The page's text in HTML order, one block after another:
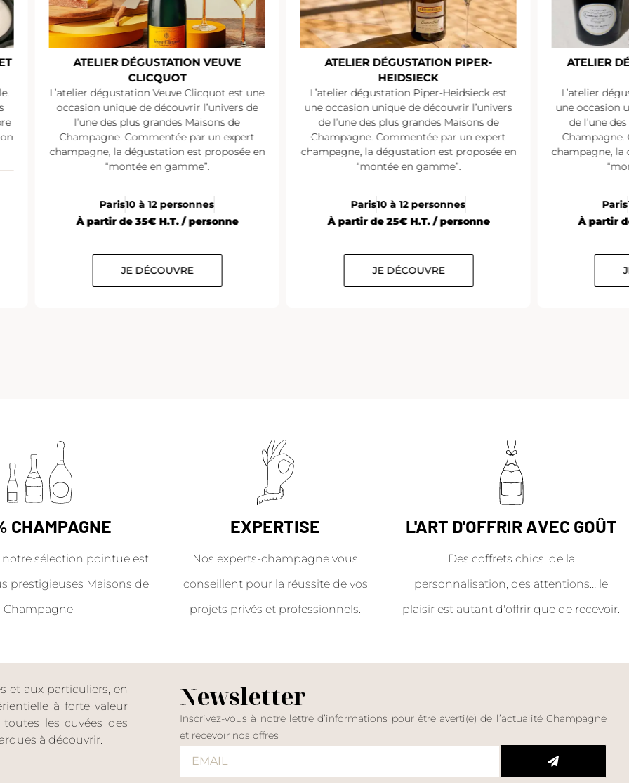
en
ATELIER DÉGUSTATION PIPER-
HEIDSIECK
L’atelier dégustation Piper-Heidsieck est
une occasion unique de découvrir l’univers
de l’une des plus grandes Maisons de
Champagne. Commentée par un expert
champagne, la dégustation est proposée en
“montée en gamme”.
Paris10 à 12 personnes
À partir de 25€ H.T. / personne
JE DÉCOUVRE
ATELIER DÉGUSTATION LAURENT-
PERRIER
L’atelier dégustation Laurent-Perrier est
une occasion unique de découvrir l’univers
de l’une des plus grandes Maisons de
Champagne. Commentée par un expert
champagne, la dégustation est proposée en
“montée en gamme”.
Paris10 à 12 personnes
À partir de 38€ H.T. / personne
JE DÉCOUVRE
ATELIER
L’atelier
est une
l’univers de
de
champagne,
À partir
CHAMPAGNE
notre sélection pointue est
prestigieuses Maisons de
Champagne.
EXPERTISE
Nos experts-champagne vous
conseillent pour la réussite de vos
projets privés et professionnels.
L'ART D'OFFRIR AVEC GOÛT
Des coffrets chics, de la
personnalisation, des attentions… le
plaisir est autant d'offrir que de recevoir.
et aux particuliers, en
à forte valeur
les cuvées des
à découvrir.
Newsletter
Inscrivez-vous à notre lettre d’informations pour être averti(e) de l’actualité Champagne
et recevoir nos offres